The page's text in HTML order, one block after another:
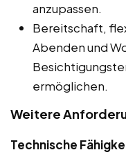
anzupassen.
Bereitschaft,
Abenden und
ermöglichen.
Weitere
Technische